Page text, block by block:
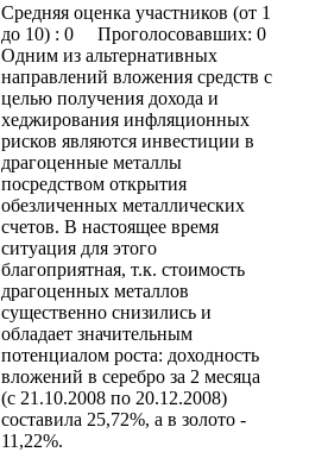
Средняя оценка участников (от 1
до 10) : 0 Проголосовавших: 0
Одним из альтернативных
направлений вложения средств с
целью получения дохода и
хеджирования инфляционных
рисков являются инвестиции в
драгоценные металлы
посредством открытия
обезличенных металлических
счетов. В настоящее время
ситуация для этого
благоприятная, т.к. стоимость
драгоценных металлов
существенно снизились и
обладает значительным
потенциалом роста: доходность
вложений в серебро за 2 месяца
(с 21.10.2008 по 20.12.2008)
составила 25,72%, а в золото -
11,22%.